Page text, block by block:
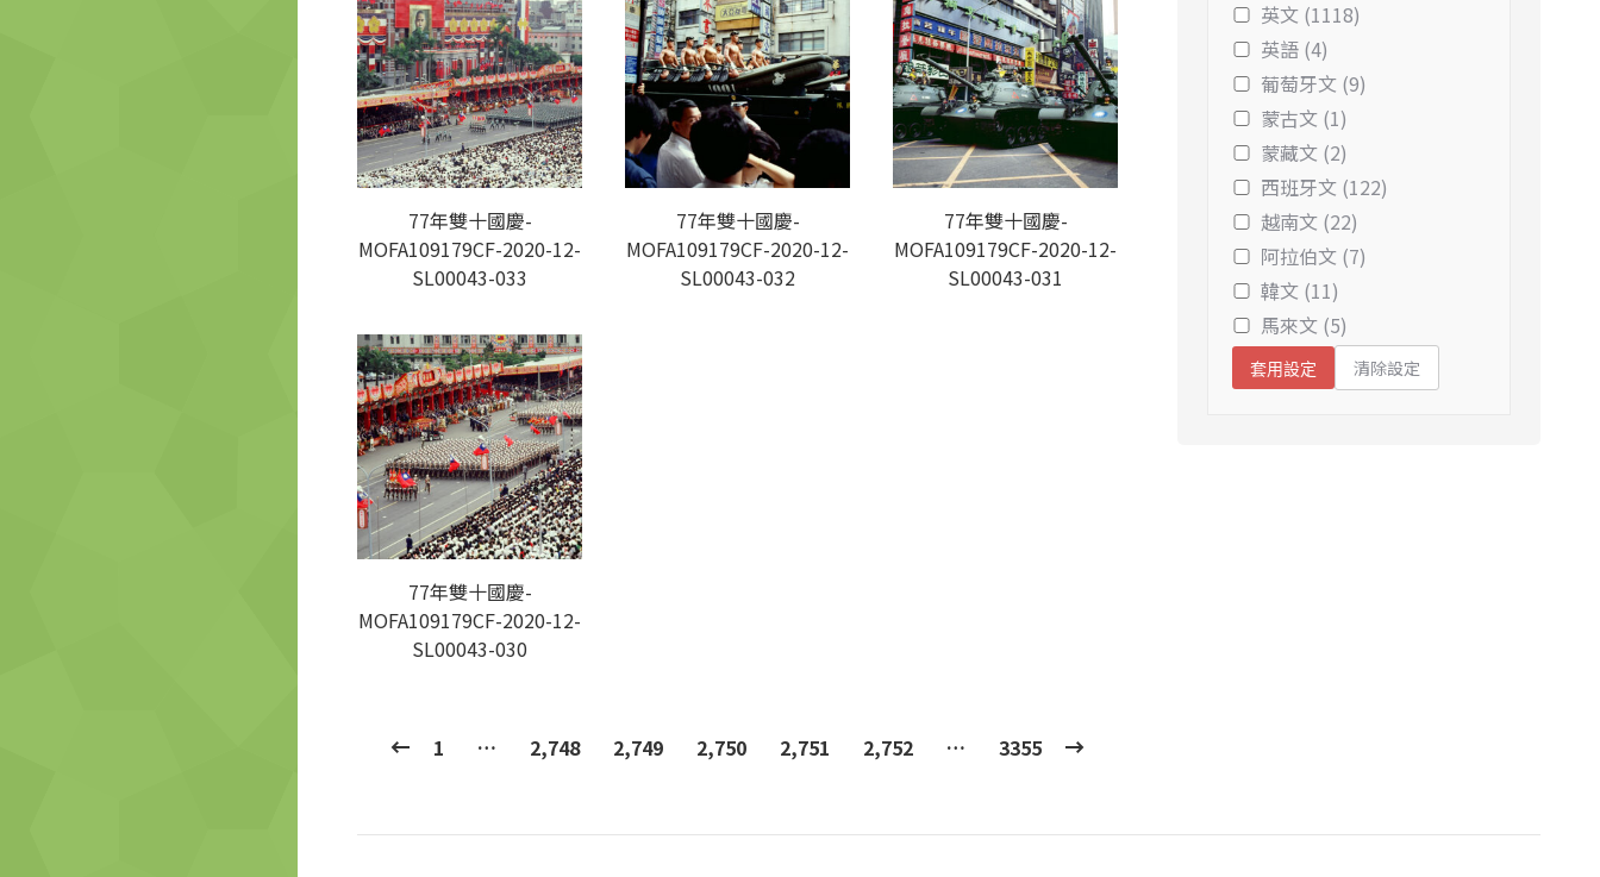
77年雙十國慶-
MOFA109179CF-2020-12-
SL00043-033
77年雙十國慶-
MOFA109179CF-2020-12-
SL00043-032
77年雙十國慶-
MOFA109179CF-2020-12-
SL00043-031
77年雙十國慶-
MOFA109179CF-2020-12-
SL00043-030
1 … 2,748 2,749 2,750 2,751 2,752 … 3355
英文 (1118)
英語 (4)
葡萄牙文 (9)
蒙古文 (1)
蒙藏文 (2)
西班牙文 (122)
越南文 (22)
阿拉伯文 (7)
韓文 (11)
馬來文 (5)
套用設定 清除設定